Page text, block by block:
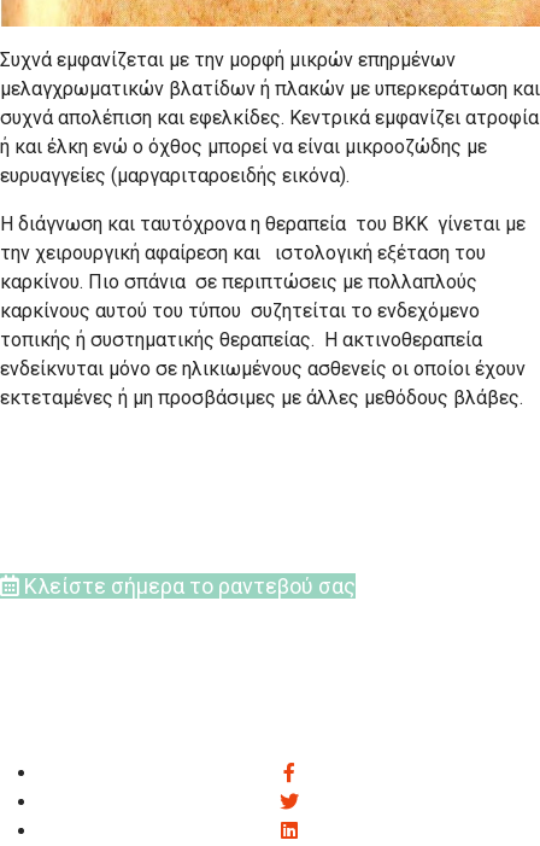
Συχνά εμφανίζεται με την μορφή μικρών επηρμένων
μελαγχρωματικών βλατίδων ή πλακών με υπερκεράτωση και
συχνά απολέπιση και εφελκίδες. Κεντρικά εμφανίζει ατροφία
ή και έλκη ενώ ο όχθος μπορεί να είναι μικροοζώδης με
ευρυαγγείες (μαργαριταροειδής εικόνα).
Η διάγνωση και ταυτόχρονα η θεραπεία του ΒΚΚ γίνεται με
την χειρουργική αφαίρεση και ιστολογική εξέταση του
καρκίνου. Πιο σπάνια σε περιπτώσεις με πολλαπλούς
καρκίνους αυτού του τύπου συζητείται το ενδεχόμενο
τοπικής ή συστηματικής θεραπείας. Η ακτινοθεραπεία
ενδείκνυται μόνο σε ηλικιωμένους ασθενείς οι οποίοι έχουν
εκτεταμένες ή μη προσβάσιμες με άλλες μεθόδους βλάβες.
Κλείστε σήμερα το ραντεβού σας